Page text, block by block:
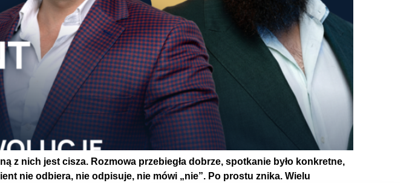
z nich jest cisza. Rozmowa przebiegła dobrze, spotkanie było konkretne,
nie odbiera, nie odpisuje, nie mówi „nie”. Po prostu znika. Wielu